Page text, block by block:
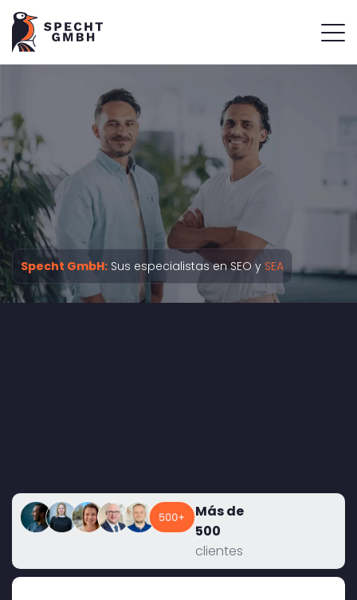
Specht GmbH: Sus especialistas en SEO y SEA
Más de
500
clientes